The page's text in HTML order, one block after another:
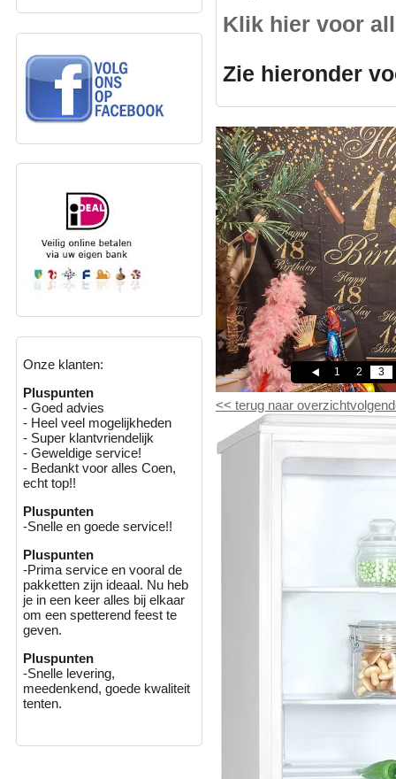
Onze klanten:
Pluspunten
- Goed advies
- Heel veel mogelijkheden
- Super klantvriendelijk
- Geweldige service!
- Bedankt voor alles Coen,
echt top!!
Pluspunten
-Snelle en goede service!!
Pluspunten
-Prima service en vooral de
pakketten zijn ideaal. Nu heb
je in een keer alles bij elkaar
om een spetterend feest te
geven.
Pluspunten
-Snelle levering,
meedenkend, goede kwaliteit
tenten.
Klik hier voor
Zie hieronder
1 2 3
<< terug naar overzicht